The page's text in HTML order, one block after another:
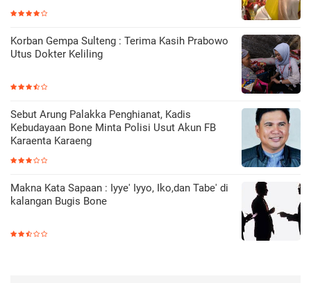
Korban Gempa Sulteng : Terima Kasih Prabowo
Utus Dokter Keliling
Sebut Arung Palakka Penghianat, Kadis
Kebudayaan Bone Minta Polisi Usut Akun FB
Karaenta Karaeng
Makna Kata Sapaan : Iyye' Iyyo, Iko,dan Tabe' di
kalangan Bugis Bone